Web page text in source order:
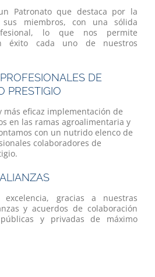
Patronato que destaca por la
sus miembros, con una sólida
lo que nos permite
éxito cada uno de nuestros
DE
PRESTIGIO
más eficaz implementación de
en las ramas agroalimentaria y
con un nutrido elenco de
colaboradores de
excelencia, gracias a nuestras
y acuerdos de colaboración
y privadas de máximo